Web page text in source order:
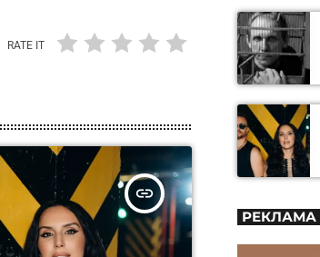
RATE IT
insert_link
РЕКЛАМА